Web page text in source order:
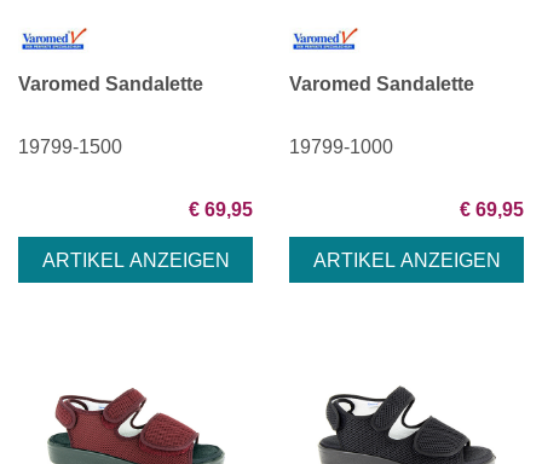
Varomed Sandalette
19799-1500
€ 69,95
Varomed Sandalette
19799-1000
€ 69,95